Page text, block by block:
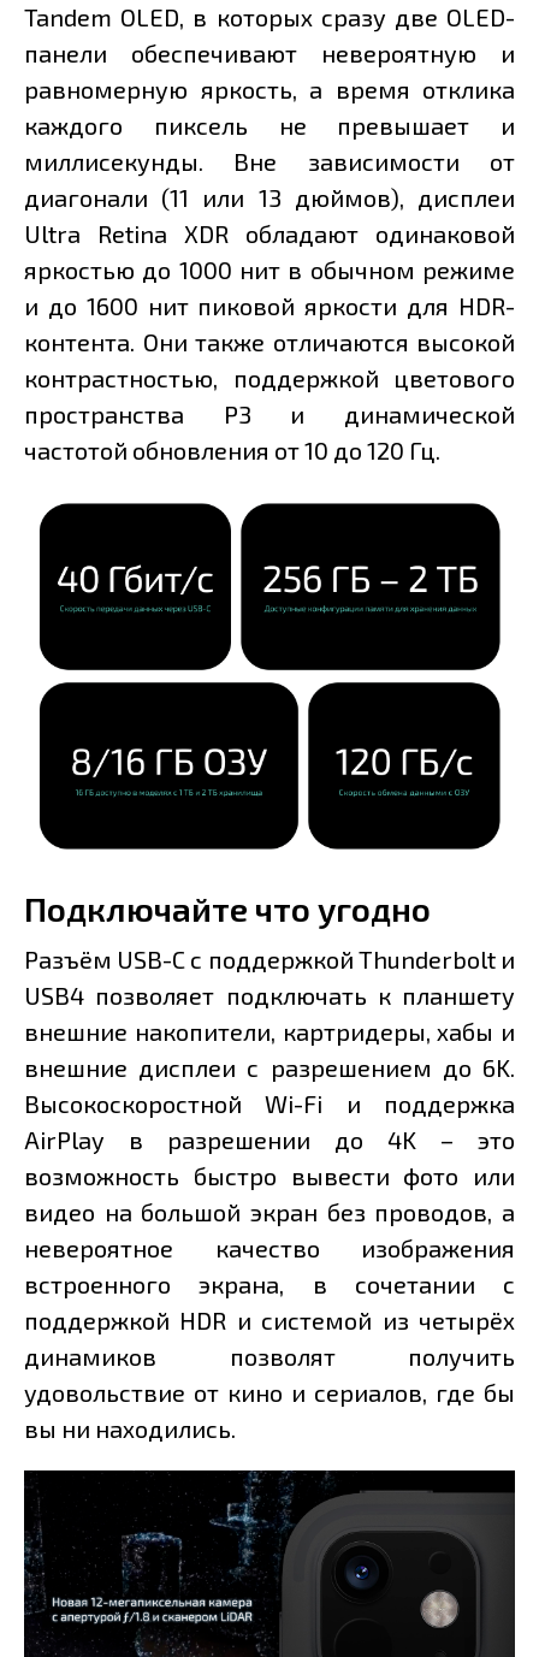
Tandem OLED, в которых сразу две OLED-
панели обеспечивают невероятную и
равномерную яркость, а время отклика
каждого пиксель не превышает и
миллисекунды. Вне зависимости от
диагонали (11 или 13 дюймов), дисплеи
Ultra Retina XDR обладают одинаковой
яркостью до 1000 нит в обычном режиме
и до 1600 нит пиковой яркости для HDR-
контента. Они также отличаются высокой
контрастностью, поддержкой цветового
пространства P3 и динамической
частотой обновления от 10 до 120 Гц.
Подключайте что угодно
Разъём USB-C с поддержкой Thunderbolt и
USB4 позволяет подключать к планшету
внешние накопители, картридеры, хабы и
внешние дисплеи с разрешением до 6K.
Высокоскоростной Wi-Fi и поддержка
AirPlay в разрешении до 4K – это
возможность быстро вывести фото или
видео на большой экран без проводов, а
невероятное качество изображения
встроенного экрана, в сочетании с
поддержкой HDR и системой из четырёх
динамиков позволят получить
удовольствие от кино и сериалов, где бы
вы ни находились.